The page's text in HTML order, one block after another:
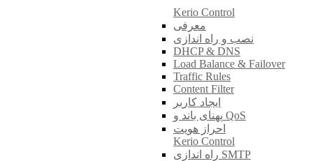
Kerio Control
معرفی
نصب و راه اندازی
DHCP & DNS
Load Balance & Failover
Traffic Rules
Content Filter
ایجاد کاربر
پهنای باند و QoS
احراز هویت
Kerio Control
راه اندازی SMTP